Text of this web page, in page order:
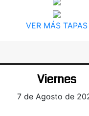
VER MÁS TAPAS
Viernes
7 de Agosto de